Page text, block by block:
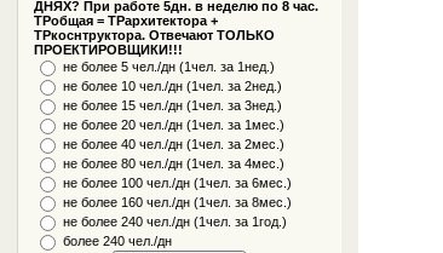
ДНЯХ? При работе 5дн. в неделю по 8 час.
ТРобщая = ТРархитектора +
ТРкоснтруктора. Отвечают ТОЛЬКО
ПРОЕКТИРОВЩИКИ!!!
не более 5 чел./дн (1чел. за 1нед.)
не более 10 чел./дн (1чел. за 2нед.)
не более 15 чел./дн (1чел. за 3нед.)
не более 20 чел./дн (1чел. за 1мес.)
не более 40 чел./дн (1чел. за 2мес.)
не более 80 чел./дн (1чел. за 4мес.)
не более 100 чел./дн (1чел. за 6мес.)
не более 160 чел./дн (1чел. за 8мес.)
не более 240 чел./дн (1чел. за 1год.)
более 240 чел./дн